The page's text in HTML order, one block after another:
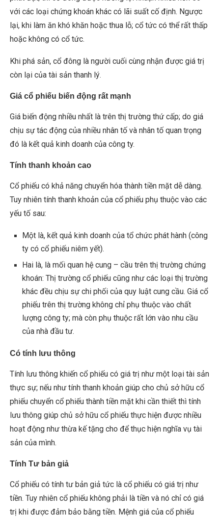
với các loại chứng khoán khác có lãi suất cố định. Ngược
lại, khi làm ăn khó khăn hoặc thua lỗ; cổ tức có thể rất thấp
hoặc không có cổ tức.
Khi phá sản, cổ đông là người cuối cùng nhận được giá trị
còn lại của tài sản thanh lý.
Giá cổ phiếu biến động rất mạnh
Giá biến động nhiều nhất là trên thị trường thứ cấp; do giá
chịu sự tác động của nhiều nhân tố và nhân tố quan trọng
đó là kết quả kinh doanh của công ty.
Tính thanh khoản cao
Cổ phiếu có khả năng chuyển hóa thành tiền mặt dễ dàng.
Tuy nhiên tính thanh khoản của cổ phiếu phụ thuộc vào các
yếu tố sau:
Một là, kết quả kinh doanh của tổ chức phát hành (công
ty có cổ phiếu niêm yết).
Hai là, là mối quan hệ cung – cầu trên thị trường chứng
khoán: Thị trường cổ phiếu cũng như các loại thị trường
khác đều chịu sự chi phối của quy luật cung cầu. Giá cổ
phiếu trên thị trường không chỉ phụ thuộc vào chất
lượng công ty; mà còn phụ thuộc rất lớn vào nhu cầu
của nhà đầu tư.
Có tính lưu thông
Tính lưu thông khiến cổ phiếu có giá trị như một loại tài sản
thực sự; nếu như tính thanh khoản giúp cho chủ sở hữu cổ
phiếu chuyển cổ phiếu thành tiền mặt khi cần thiết thì tính
lưu thông giúp chủ sở hữu cổ phiếu thực hiện được nhiều
hoạt động như thừa kế tặng cho để thục hiện nghĩa vụ tài
sản của mình.
Tính Tư bản giả
Cổ phiếu có tính tư bản giả tức là cổ phiếu có giá trị như
tiền. Tuy nhiên cổ phiếu không phải là tiền và nó chỉ có giá
trị khi được đảm bảo bằng tiền. Mệnh giá của cổ phiếu